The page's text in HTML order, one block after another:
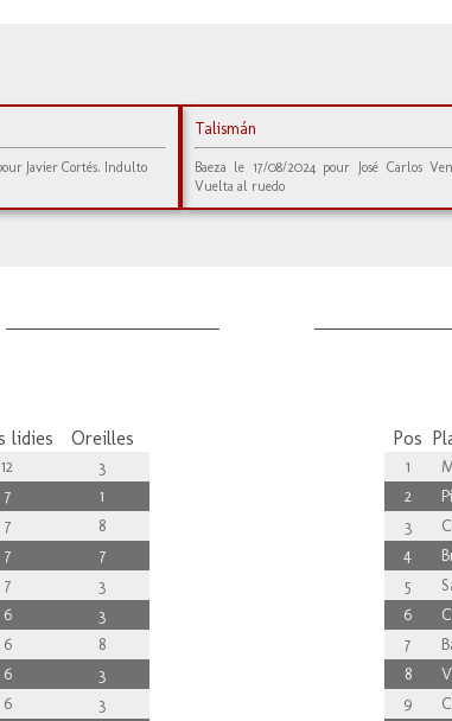
Javier Cortés. Indulto
Talismán
Baeza le 17/08/2024 pour José Carlos
Vuelta al ruedo
lidies Oreilles
12
3
7
1
7
8
7
7
7
3
6
3
6
8
6
3
6 3
Pos
1
2
3
4
5
6
7
8
9